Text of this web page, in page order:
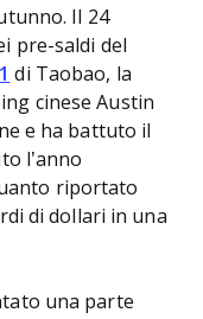
Il 24
pre-saldi del
di Taobao, la
cinese Austin
e ha battuto il
l’anno
riportato
di dollari in una
una parte